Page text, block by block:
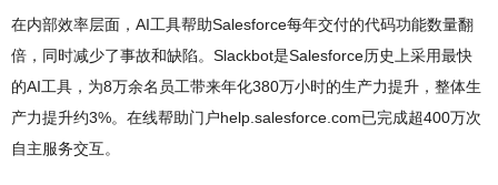
在内部效率层面，AI工具帮助Salesforce每年交付的代码功能数量翻
倍，同时减少了事故和缺陷。Slackbot是Salesforce历史上采用最快
的AI工具，为8万余名员工带来年化380万小时的生产力提升，整体生
产力提升约3%。在线帮助门户help.salesforce.com已完成超400万次
自主服务交互。